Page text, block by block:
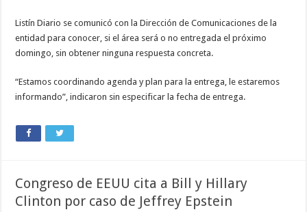
Listín Diario se comunicó con la Dirección de Comunicaciones de la
entidad para conocer, si el área será o no entregada el próximo
domingo, sin obtener ninguna respuesta concreta.
“Estamos coordinando agenda y plan para la entrega, le estaremos
informando”, indicaron sin especificar la fecha de entrega.
Congreso de EEUU cita a Bill y Hillary
Clinton por caso de Jeffrey Epstein